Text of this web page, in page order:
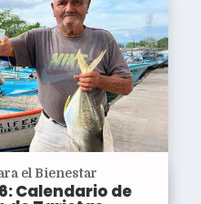
el Bienestar
Calendario de